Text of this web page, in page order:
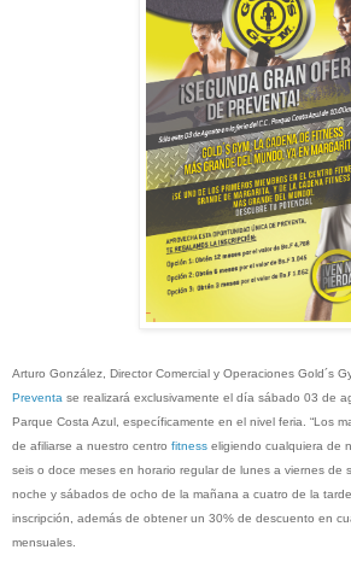
Arturo González, Director Comercial y Operaciones Gold´s
Preventa se realizará exclusivamente el día sábado 03 de
Parque Costa Azul, específicamente en el nivel feria. “Los
de afiliarse a nuestro centro fitness eligiendo cualquiera de
seis o doce meses en horario regular de lunes a viernes de
noche y sábados de ocho de la mañana a cuatro de la
inscripción, además de obtener un 30% de descuento en
mensuales.